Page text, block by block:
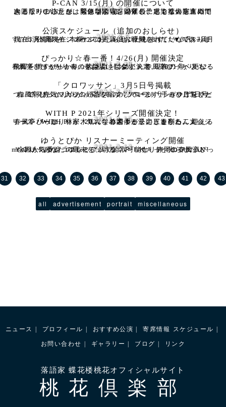
P-CAN 3/15(月) の開催について
次回「P-CAN」は、緊急事態宣言の延長にともない宣言期間内となりましたが、開催制限等を遵守し、感染拡大防止にできる限りの注意をはらいながら、開催の予定で準備を進めていま
2021.3.8
公演スケジュール（追加のおしらせ）
現在、公演スケジュールの更新にお時間をいただいております。 3月6日現在、スケジュール頁に反映されていない3～4月の出演情報を、本欄にておしらせいたします。 ▼3月12日
2021.3.6
ぴっかり☆春一番！4/26(月) 開催決定
春風亭ぴっかり☆春の落語会、開催が決定。 2021年、更なる飛躍を期すぴっかり☆の魅力をつめこんで 現在の「ベスト・オブ・ぴっかり☆」をお届けします！ 春風亭ぴっかり☆2
2021.2.28
「クロワッサン」3月5日号掲載
春風亭ぴっかり☆が、発売中の「クロワッサン」3月5日号（2/25発売・マガジンハウス）の75ページ「手みやげをひとつ」で、お気に入りの紅茶を紹介しています。 ぜひご覧くだ
2021.2.26
WITH P 2021年シリーズ開催決定！
春風亭ぴっかり☆が、気になる若手としのぎを削る二人会シリーズ「WITH P」。 2021年の開催が決定しました。 迎えるメンバーは、林家木りん、林家つる子、三遊亭わん丈、
2021.2.15
ゆうとぴか リスナーミーティング開催
ＹＯＵ！あなたの週末を、明るくＰＩＫＡっと光らせたい！ 全国からラジコプレミアムで聴取可能な、静岡エフエムK-mixの人気番組「ゆうとぴか」。パーソナリティの春風亭ぴっか
2021.2.13
31 32 33 34 35 36 37 38 39 40 41 42 43
all advertisement portrait miscellaneous
ニュース プロフィール おすすめ公演 寄席情報 スケジュール
お問い合わせ ギャラリー ブログ リンク
落語家 蝶花楼桃花オフィシャルサイト
桃花倶楽部